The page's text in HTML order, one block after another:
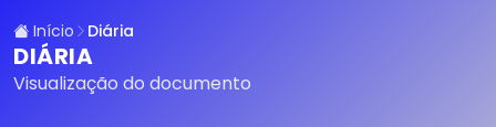
Início Diária
DIÁRIA
Visualização do documento